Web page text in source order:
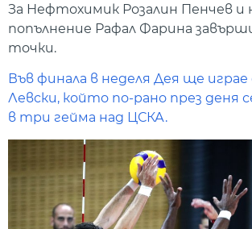
За Нефтохимик Розалин Пенчев и
попълнение Рафал Фарина
точки.
Във финала в неделя Дея ще играе
Левски, който по-рано през деня
в три гейма над ЦСКА.